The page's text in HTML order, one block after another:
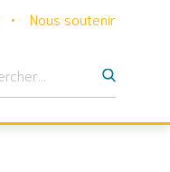
Nous soutenir